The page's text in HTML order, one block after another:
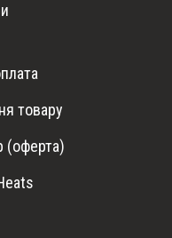
товару
(оферта)